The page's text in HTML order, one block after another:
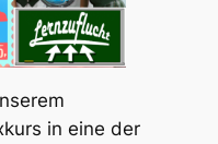
in eine der